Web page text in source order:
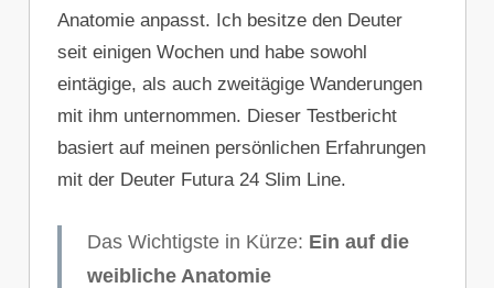
Anatomie anpasst. Ich besitze den Deuter
seit einigen Wochen und habe sowohl
eintägige, als auch zweitägige Wanderungen
mit ihm unternommen. Dieser Testbericht
basiert auf meinen persönlichen Erfahrungen
mit der Deuter Futura 24 Slim Line.
Das Wichtigste in Kürze: Ein auf die
weibliche Anatomie